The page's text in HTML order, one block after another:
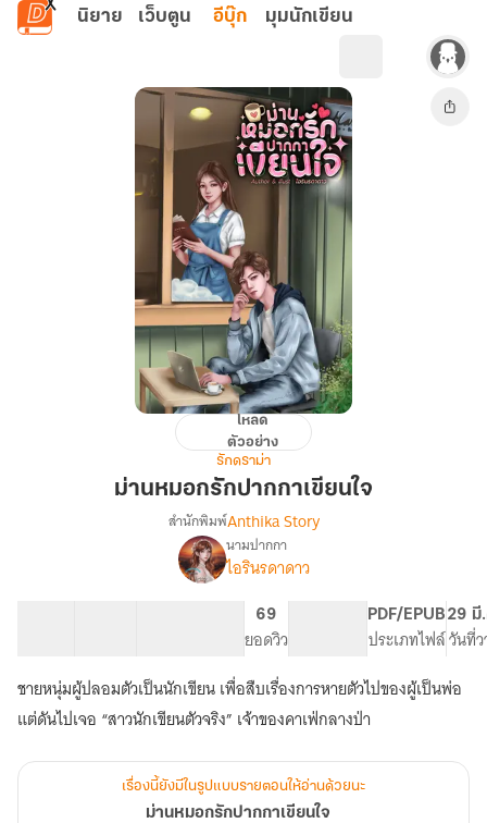
ข้ามไปยังเนื้อหาหลัก
นิยาย เว็บตูน อีบุ๊ก มุมนักเขียน
รัก
เขียน
โหลด
ตัวอย่าง
รักดราม่า
ม่านหมอกรักปากกาเขียนใจ
เรื่อง
ม่าน
หมอก
รัก
ปากกา
เขียน
ใจ
สำนักพิมพ์Anthika Story
นามปากกา
ไอรินรดาดาว
69
ยอดวิว
PDF/EPUB
ประเภทไฟล์
29 มี
วันที่
ชายหนุ่มผู้ปลอมตัวเป็นนักเขียน เพื่อสืบเรื่องการหายตัวไปของผู้เป็นพ่อ
เรื่องนี้ยังมีในรูปแบบรายตอนให้อ่านด้วยนะ
ม่านหมอกรักปากกาเขียนใจ